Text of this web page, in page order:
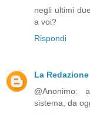
negli ultimi
a voi?
Rispondi
La Redazione
@Anonimo:
sistema, da